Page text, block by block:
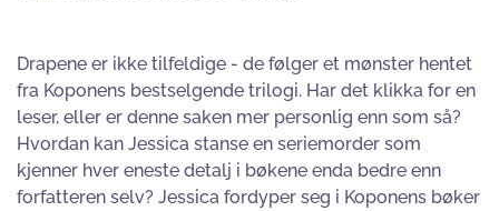
Drapene er ikke tilfeldige - de følger et mønster hentet
fra Koponens bestselgende trilogi. Har det klikka for en
leser, eller er denne saken mer personlig enn som så?
Hvordan kan Jessica stanse en seriemorder som
kjenner hver eneste detalj i bøkene enda bedre enn
forfatteren selv? Jessica fordyper seg i Koponens bøker